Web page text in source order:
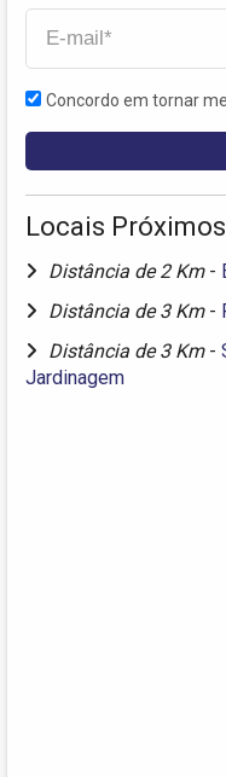
Concordo em tornar
Locais
Distância de 2 Km -
Distância de 3 Km -
Distância de 3 Km -
Jardinagem